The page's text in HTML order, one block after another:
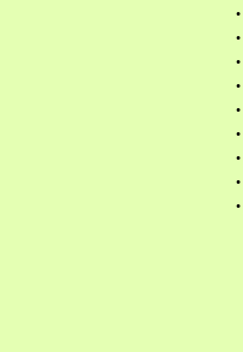
•
•
•
•
•
•
•
•
•